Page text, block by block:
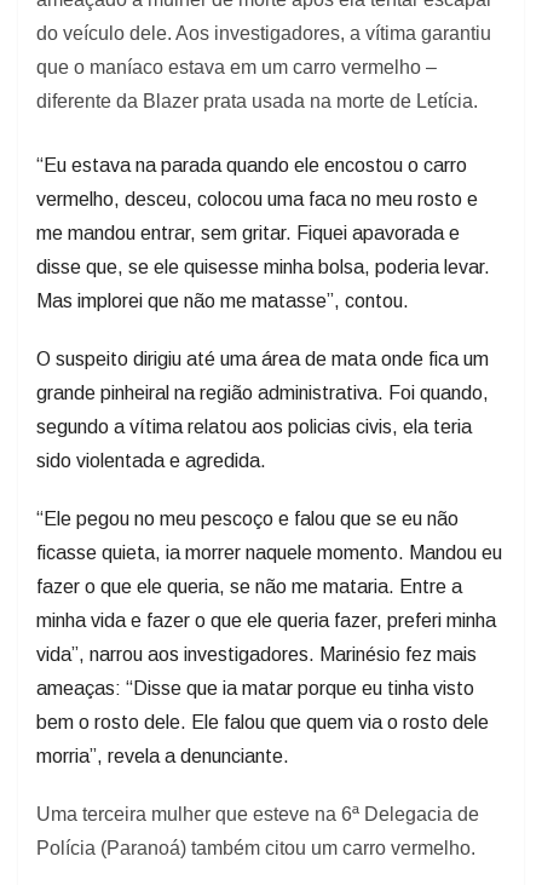
do veículo dele. Aos investigadores, a vítima garantiu
que o maníaco estava em um carro vermelho –
diferente da Blazer prata usada na morte de Letícia.
“Eu estava na parada quando ele encostou o carro
vermelho, desceu, colocou uma faca no meu rosto e
me mandou entrar, sem gritar. Fiquei apavorada e
disse que, se ele quisesse minha bolsa, poderia levar.
Mas implorei que não me matasse”, contou.
O suspeito dirigiu até uma área de mata onde fica um
grande pinheiral na região administrativa. Foi quando,
segundo a vítima relatou aos policias civis, ela teria
sido violentada e agredida.
“Ele pegou no meu pescoço e falou que se eu não
ficasse quieta, ia morrer naquele momento. Mandou eu
fazer o que ele queria, se não me mataria. Entre a
minha vida e fazer o que ele queria fazer, preferi minha
vida”, narrou aos investigadores. Marinésio fez mais
ameaças: “Disse que ia matar porque eu tinha visto
bem o rosto dele. Ele falou que quem via o rosto dele
morria”, revela a denunciante.
Uma terceira mulher que esteve na 6ª Delegacia de
Polícia (Paranoá) também citou um carro vermelho.